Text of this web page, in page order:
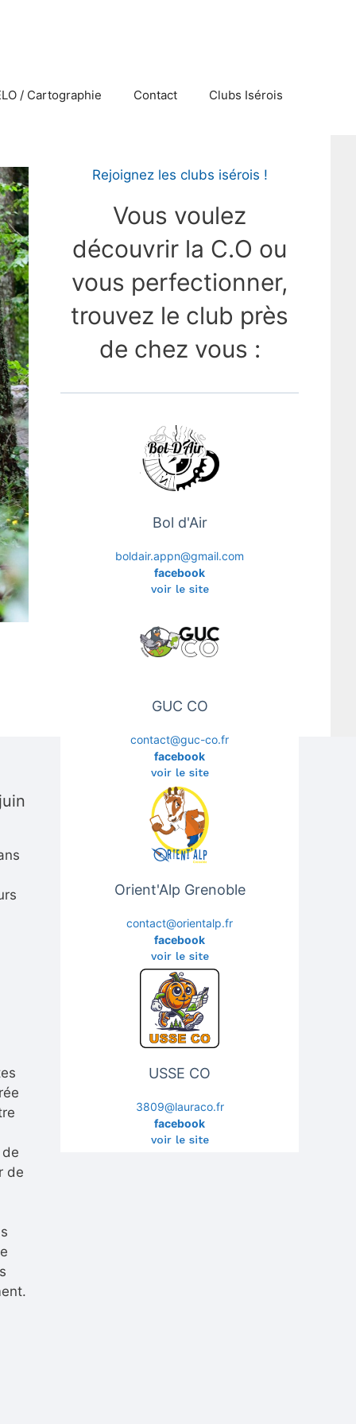
/ Cartographie Contact Clubs Isérois
de
Rejoignez les clubs isérois !
Vous voulez
découvrir la C.O ou
vous perfectionner,
trouvez le club près
de chez vous :
Bol d'Air
boldair.appn@gmail.com
facebook
voir le site
GUC CO
contact@guc-co.fr
facebook
voir le site
Orient'Alp Grenoble
contact@orientalp.fr
facebook
voir le site
USSE CO
3809@lauraco.fr
facebook
voir le site